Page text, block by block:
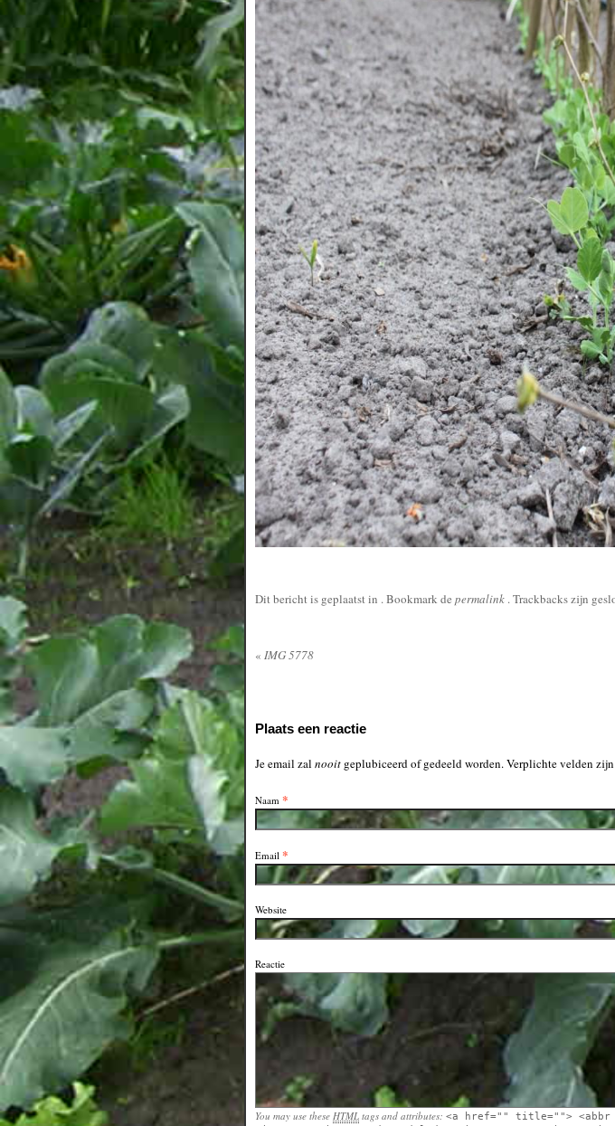
Dit bericht is geplaatst in . Bookmark de permalink . Trackbacks zijn
« IMG 5778
Plaats een reactie
Je email zal nooit geplubiceerd of gedeeld worden. Verplichte velden
Naam *
Email *
Website
Reactie
You may use these HTML tags and attributes: <a href="" title=""> <abbr